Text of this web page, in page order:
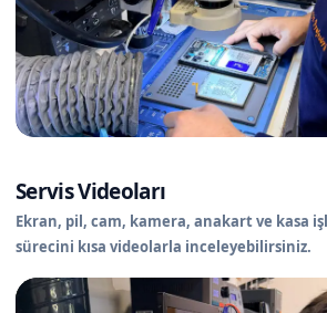
Servis Videoları
Ekran, pil, cam, kamera, anakart ve kasa
sürecini kısa videolarla inceleyebilirsiniz.